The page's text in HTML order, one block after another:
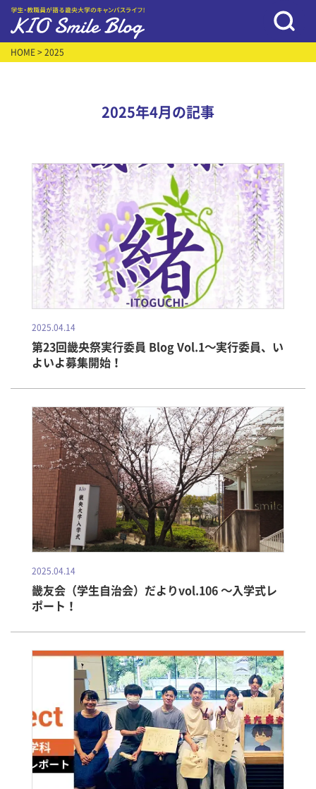
HOME > 2025
2025年4月の記事
2025.04.14
第23回畿央祭実行委員 Blog Vol.1～実行委員、い
よいよ募集開始！
2025.04.14
畿友会（学生自治会）だよりvol.106 ～入学式レ
ポート！